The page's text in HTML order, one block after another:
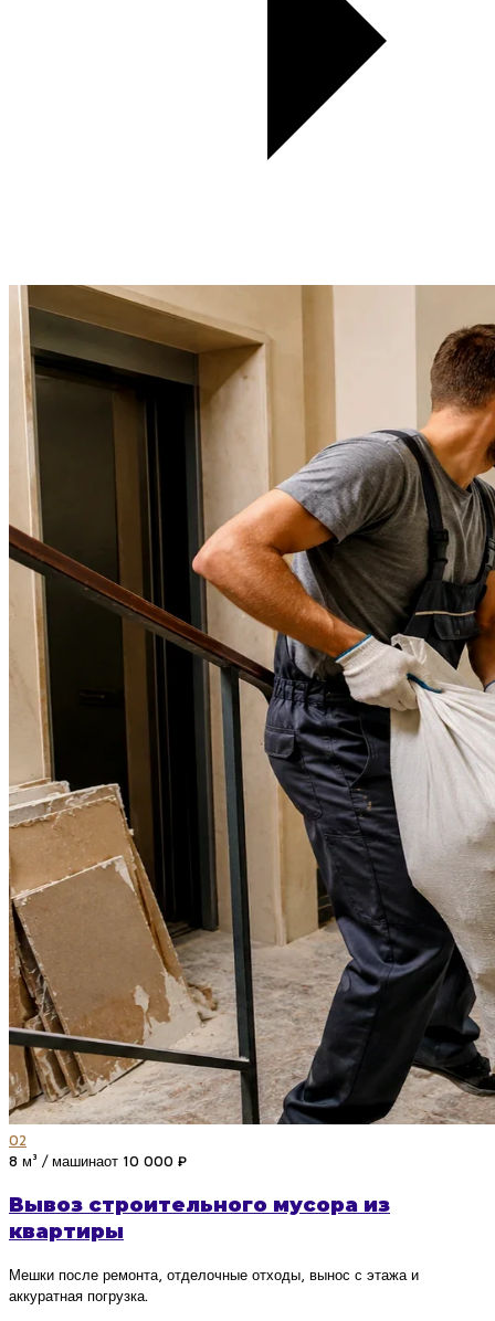
02
8 м³ / машинаот 10 000 ₽
Вывоз строительного мусора из
квартиры
Мешки после ремонта, отделочные отходы, вынос с этажа и
аккуратная погрузка.